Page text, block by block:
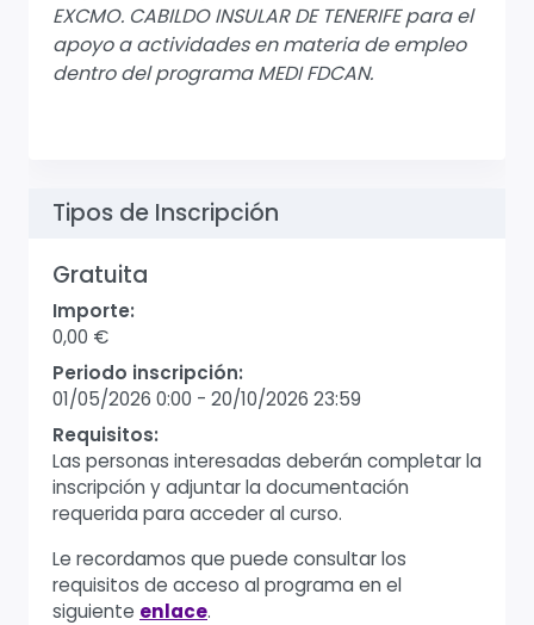
EXCMO. CABILDO INSULAR DE TENERIFE para el
apoyo a actividades en materia de empleo
dentro del programa MEDI FDCAN.
Tipos de Inscripción
Gratuita
Importe:
0,00 €
Periodo inscripción:
01/05/2026 0:00 - 20/10/2026 23:59
Requisitos:
Las personas interesadas deberán completar la
inscripción y adjuntar la documentación
requerida para acceder al curso.
Le recordamos que puede consultar los
requisitos de acceso al programa en el
siguiente enlace.